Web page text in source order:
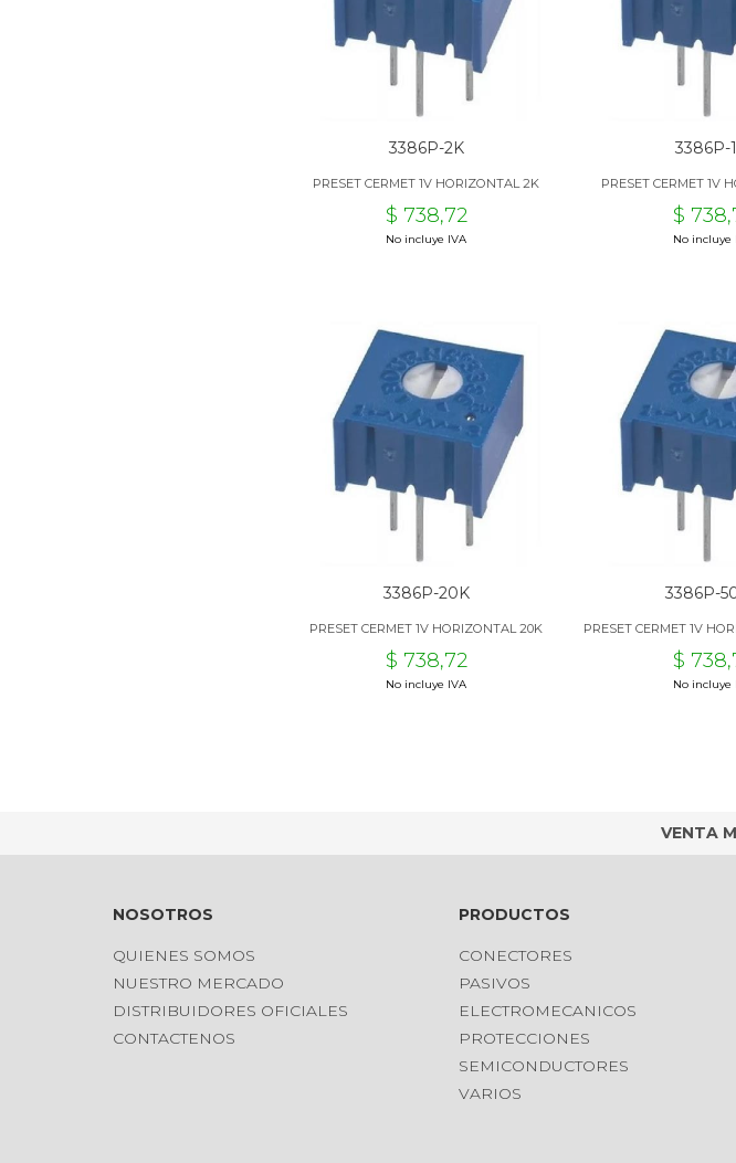
3386P-2K
PRESET CERMET 1V HORIZONTAL 2K
$ 738,72
No incluye IVA
3386P-
PRESET CERMET 1V
$
No incluye
3386P-20K
PRESET CERMET 1V HORIZONTAL 20K
$ 738,72
No incluye IVA
3386P-
PRESET CERMET 1V
$
No incluye
VENTA
NOSOTROS
QUIENES SOMOS
NUESTRO MERCADO
DISTRIBUIDORES OFICIALES
CONTACTENOS
PRODUCTOS
CONECTORES
PASIVOS
ELECTROMECANICOS
PROTECCIONES
SEMICONDUCTORES
VARIOS